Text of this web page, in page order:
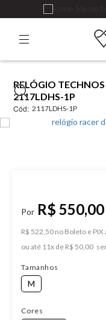
RELÓGIO
2117LDHS-1P
Cód: 2117LDHS-1P
R$ 550,00
R$ 522,50 no Boleto e PIX
ou
11x de R$ 50,00
Tamanhos
M
Cores